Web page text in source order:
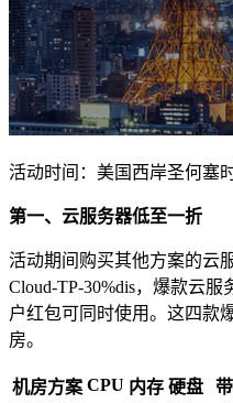
活动时间：美国西岸圣何塞
第一、云服务器低至一折
活动期间购买其他方案的云
Cloud-TP-30%dis，爆款云服
户红包可同时使用。这四款
房。
机房方案 CPU 内存 硬盘